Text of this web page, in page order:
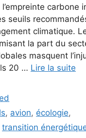
carbone
seuils
climatique.
la part du
masquent
20 … Lire la suite
, avion, écologie,
transition